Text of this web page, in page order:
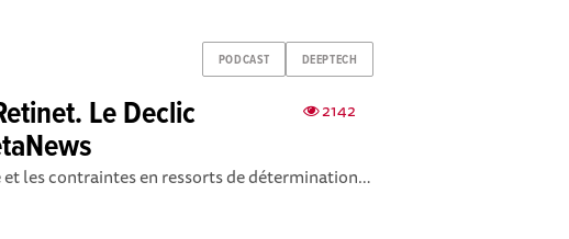
PODCAST DEEPTECH
2142
Le Declic
et les contraintes en ressorts de détermination…